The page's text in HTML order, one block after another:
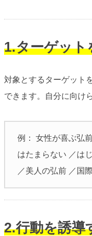
1.ターゲット
対象とするターゲット
できます。自分に向け
例： 女性が喜ぶ弘
はたまらない ／は
／美人の弘前 ／国
2.行動を誘導